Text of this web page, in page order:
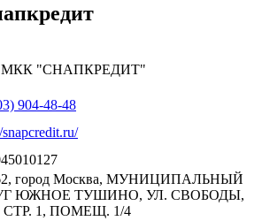
"СНАПКРЕДИТ"
904-48-48
город Москва, МУНИЦИПАЛЬНЫЙ
ЮЖНОЕ ТУШИНО, УЛ. СВОБОДЫ,
СТР. 1, ПОМЕЩ. 1/4